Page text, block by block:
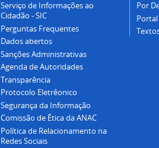
Serviço de Informações ao
Cidadão - SIC
Perguntas Frequentes
Dados abertos
Sanções Administrativas
Agenda de Autoridades
Transparência
Protocolo Eletrêonico
Segurança da Informação
Comissão de Ética da ANAC
Política de Relacionamento na
Redes Sociais
Por
Portal